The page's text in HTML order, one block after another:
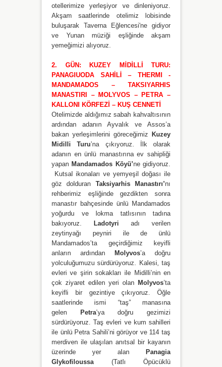
otellerimize yerleşiyor ve dinleniyoruz.
Akşam saatlerinde otelimiz lobisinde
buluşarak Taverna Eğlencesi'ne gidiyor
ve Yunan müziği eşliğinde akşam
yemeğimizi alıyoruz.
2. GÜN: KUZEY MİDİLLİ TURU:
PANAGIUODA SAHİLİ – THERMI -
MANDAMADOS – TAKSIYARHIS
MANASTIRI – MOLYVOS – PETRA –
KALLONI KÖRFEZİ – KUŞ CENNETİ
Otelimizde aldığımız sabah kahvaltısının
ardından adanın Ayvalık ve Assos’a
bakan yerleşimlerini göreceğimiz Kuzey
Midilli Turu’na çıkıyoruz. İlk olarak
adanın en ünlü manastırına ev sahipliği
yapanMandamados Köyü’ne gidiyoruz.
Kutsal ikonaları ve yemyeşil doğası ile
göz dolduran Taksiyarhis Manastırı’nı
rehberimiz eşliğinde gezdikten sonra
manastır bahçesinde ünlü Mandamados
yoğurdu ve lokma tatlısının tadına
bakıyoruz. Ladotyri adı verilen
zeytinyağı peyniri ile de ünlü
Mandamados’ta geçirdiğimiz keyifli
anların ardından Molyvos’a doğru
yolculuğumuzu sürdürüyoruz. Kalesi, taş
evleri ve şirin sokakları ile Midilli’nin en
çok ziyaret edilen yeri olan Molyvos’ta
keyifli bir gezintiye çıkıyoruz. Öğle
saatlerinde ismi “taş” manasına
gelen Petra’ya doğru gezimizi
sürdürüyoruz. Taş evleri ve kum sahilleri
ile ünlü Petra Sahili’ni görüyor ve 114 taş
merdiven ile ulaşılan anıtsal bir kayanın
üzerinde yer alan Panagia
Glykofiloussa (Tatlı Öpücüklü